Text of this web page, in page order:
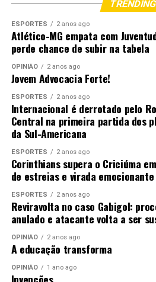
TRENDING
ESPORTES 2 anos ago
Atlético-MG empata com
perde chance de subir na tabela
OPINIÃO 2 anos ago
Jovem Advocacia Forte!
ESPORTES 2 anos ago
Internacional é derrotado pelo
Central na primeira partida dos
da Sul-Americana
ESPORTES 2 anos ago
Corinthians supera o Criciúma
de estreias e virada emocionante
ESPORTES 2 anos ago
Reviravolta no caso Gabigol:
anulado e atacante volta a ser
OPINIÃO 2 anos ago
A educação transforma
OPINIÃO 1 ano ago